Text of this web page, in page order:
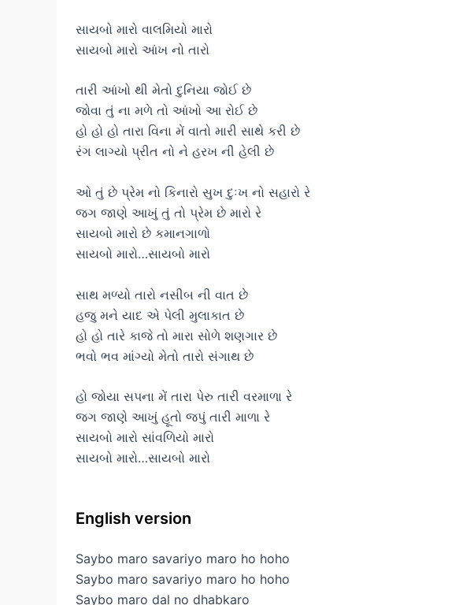
સાયબો મારો વાલમિયો મારો
સાયબો મારો આંખ નો તારો
તારી આંખો થી મેતો દુનિયા જોઈ છે
જોવા તું ના મળે તો આંખો આ રોઈ છે
હો હો હો તારા વિના મેં વાતો મારી સાથે કરી છે
રંગ લાગ્યો પ્રીત નો ને હરખ ની હેલી છે
ઓ તું છે પ્રેમ નો કિનારો સુખ દુઃખ નો સહારો રે
જગ જાણે આખું તું તો પ્રેમ છે મારો રે
સાયબો મારો છે કમાનગાળો
સાયબો મારો…સાયબો મારો
સાથ મળ્યો તારો નસીબ ની વાત છે
હજુ મને યાદ એ પેલી મુલાકાત છે
હો હો તારે કાજે તો મારા સોળે શણગાર છે
ભવો ભવ માંગ્યો મેતો તારો સંગાથ છે
હો જોયા સપના મેં તારા પેરુ તારી વરમાળા રે
જગ જાણે આખું હૂતો જપું તારી માળા રે
સાયબો મારો સાંવળિયો મારો
સાયબો મારો…સાયબો મારો
English version
Saybo maro savariyo maro ho hoho
Saybo maro savariyo maro ho hoho
Saybo maro dal no dhabkaro